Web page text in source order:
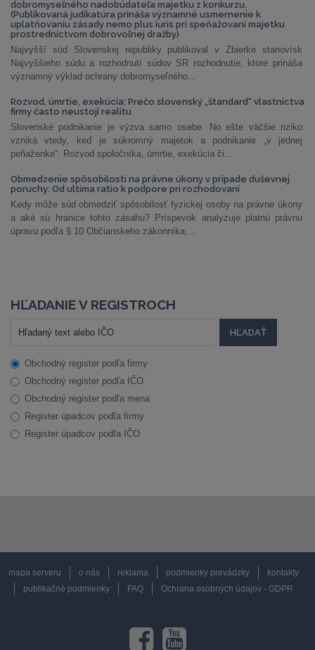
dobromyseľného nadobúdateľa majetku z konkurzu.
(Publikovaná judikatúra prináša významné usmernenie k
uplatňovaniu zásady nemo plus iuris pri speňažovaní majetku
prostredníctvom dobrovoľnej dražby)
Najvyšší súd Slovenskej republiky publikoval v Zbierke stanovísk
Najvyššieho súdu a rozhodnutí súdov SR rozhodnutie, ktoré prináša
významný výklad ochrany dobromyseľného...
Rozvod, úmrtie, exekúcia: Prečo slovenský „štandard“ vlastníctva
firmy často neustojí realitu
Slovenské podnikanie je výzva samo osebe. No ešte väčšie riziko
vzniká vtedy, keď je súkromný majetok a podnikanie „v jednej
peňaženke“. Rozvod spoločníka, úmrtie, exekúcia či...
Obmedzenie spôsobilosti na právne úkony v prípade duševnej
poruchy: Od ultima ratio k podpore pri rozhodovaní
Kedy môže súd obmedziť spôsobilosť fyzickej osoby na právne úkony
a aké sú hranice tohto zásahu? Príspevok analyzuje platnú právnu
úpravu podľa § 10 Občianskeho zákonníka,...
HĽADANIE V REGISTROCH
Obchodný register podľa firmy
Obchodný register podľa IČO
Obchodný register podľa mena
Register úpadcov podľa firmy
Register úpadcov podľa IČO
mapa serveru o nás reklama podmienky prevádzky
kontakty
publikačné podmienky
FAQ Ochrana osobných údajov - GDPR